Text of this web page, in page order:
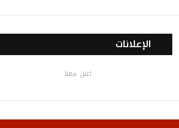
س
ب
ك
ي
ت
ت
ي
و
ب
س
ت
ر
خ
ص
ل
الإعلانات
اعلن معنا